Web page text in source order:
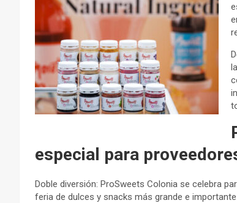
especial para
Doble diversión: ProSweets Colonia se celebra
feria de dulces y snacks más grande e